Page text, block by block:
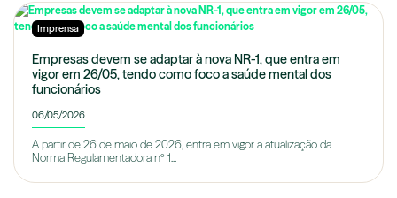
Imprensa
Empresas devem se adaptar à nova NR-1, que entra em
vigor em 26/05, tendo como foco a saúde mental dos
funcionários
06/05/2026
A partir de 26 de maio de 2026, entra em vigor a atualização da
Norma Regulamentadora nº 1...